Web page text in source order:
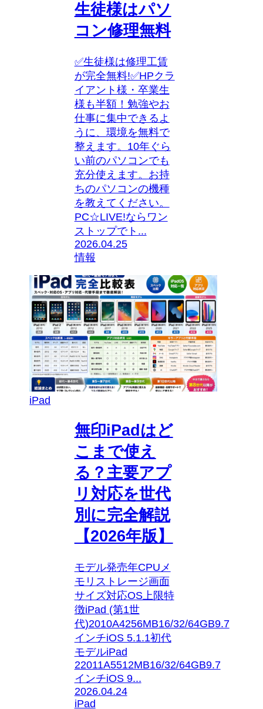
生徒様はパソ
コン修理無料
✅生徒様は修理工賃
が完全無料!✅HPクラ
イアント様・卒業生
様も半額！勉強やお
仕事に集中できるよ
うに、環境を無料で
整えます。10年ぐら
い前のパソコンでも
充分使えます。お持
ちのパソコンの機種
を教えてください。
PC☆LIVE!ならワン
ストップでト...
2026.04.25
情報
iPad
無印iPadはど
こまで使え
る？主要アプ
リ対応を世代
別に完全解説
【2026年版】
モデル発売年CPUメ
モリストレージ画面
サイズ対応OS上限特
徴iPad (第1世
代)2010A4256MB16/32/64GB9.7
インチiOS 5.1.1初代
モデルiPad
22011A5512MB16/32/64GB9.7
インチiOS 9...
2026.04.24
iPad